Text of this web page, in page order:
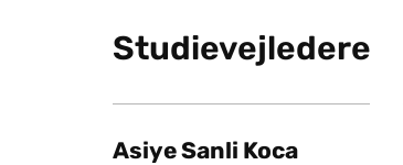
Studievejledere
Asiye Sanli Koca